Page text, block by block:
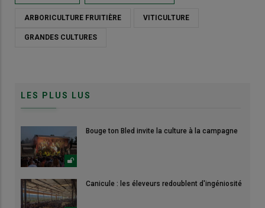
ARBORICULTURE FRUITIÈRE VITICULTURE
GRANDES CULTURES
LES PLUS LUS
Bouge ton Bled invite la culture à la campagne
Canicule : les éleveurs redoublent d'ingéniosité